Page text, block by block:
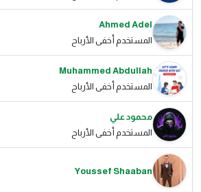
Ahmed Adel
المستخدم أخفى الأرباح
Muhammed Abdullah
المستخدم أخفى الأرباح
محمود علي
المستخدم أخفى الأرباح
Youssef Shaaban